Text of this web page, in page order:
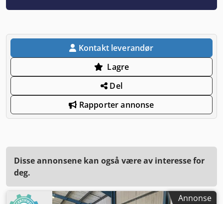
Kontakt leverandør
Lagre
Del
Rapporter annonse
Disse annonsene kan også være av interesse for
deg.
Annonse